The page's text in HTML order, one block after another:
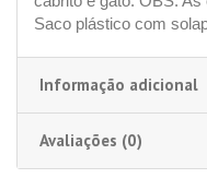
Saco plástico com
Informação adicional
Avaliações (0)